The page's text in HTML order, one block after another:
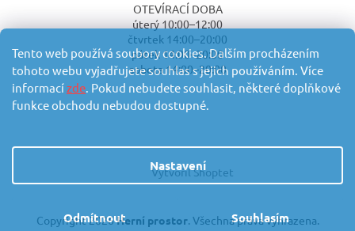
Tento web používá soubory cookies. Dalším procházením
tohoto webu vyjadřujete souhlas s jejich používáním. Více
informacízde. Pokud nebudete souhlasit, některé doplňkové
funkce obchodu nebudou dostupné.
Nastavení
Odmítnout Souhlasím
OTEVÍRACÍ DOBA
úterý 10:00–12:00
čtvrtek 14:00–20:00
pátek 14:00–20:00
sobota 14:00–20:00
Vytvořil Shoptet
Copyright 2026Herní prostor. Všechna práva vyhrazena.